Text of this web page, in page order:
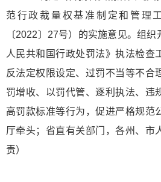
范行政裁量权基准制定和管理
〔2022〕27号）的实施意见。组
人民共和国行政处罚法》执法检查
反法定权限设定、过罚不当等不合
罚增收、以罚代管、逐利执法、违
高罚款标准等行为，促进严格规范
厅牵头；省直有关部门，各州、市
责）